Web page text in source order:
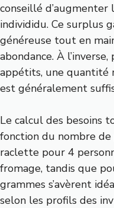
conseillé
individidu. Ce surplus
généreuse tout en
abondance. À
appétits, une quantité
est généralement
Le calcul des besoins
fonction du nombre
raclette pour 4
fromage, tandis que
grammes s’avèrent
selon les profils des